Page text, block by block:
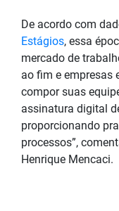
De acordo com
Estágios, essa
mercado de
ao fim e empresas
compor suas
assinatura digital
proporcionando
processos”,
Henrique Mencaci.